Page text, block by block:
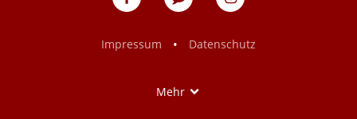
Impressum
• Datenschutz
Mehr